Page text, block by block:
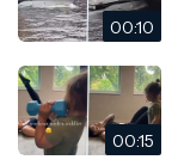
00:10
00:15